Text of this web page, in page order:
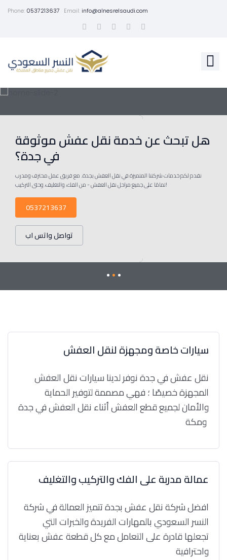
Phone: 0537213637 Email:info@alnesrelsaudi.com
هل تبحث عن خدمة نقل عفش موثوقة
في جدة؟
نقدم لكم خدمات شركتنا المتميزة في نقل العفش بجدة. مع فريق عمل محترف ومدرب
تمامًا على جميع مراحل نقل العفش - من الفك، والتغليف، وحتى التركيب!
0537213637
تواصل واتس اب
سيارات خاصة ومجهزة لنقل العفش
نقل عفش في جدة نوفر لدينا سيارات نقل العفش
المجهزة خصيصًا ؛ فهي مصممة لتوفير الحماية
والأمان لجميع قطع العفش أثناء نقل العفش في جدة
عمالة مدربة على الفك والتركيب والتغليف
افضل شركة نقل عفش بجدة تتميز العمالة في شركة
النسر السعودي بالمهارات الفريدة والخبرات التي
تجعلها قادرة على التعامل مع كل قطعة عفش بعناية
واحترافية